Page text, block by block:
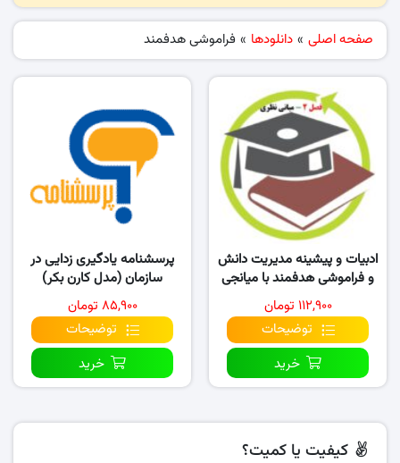
صفحه اصلی » دانلودها » فراموشی هدفمند
ادبیات و پیشینه مدیریت دانش
و فراموشی هدفمند با میانجی
تسهیم دانش
۱۱۲,۹۰۰ تومان
توضیحات
خرید
پرسشنامه یادگیری زدایی در
سازمان (مدل کارن بکر)
۸۵,۹۰۰ تومان
توضیحات
خرید
کیفیت یا کمیت؟